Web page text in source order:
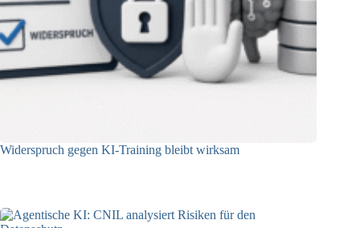
Widerspruch gegen KI-Training bleibt wirksam